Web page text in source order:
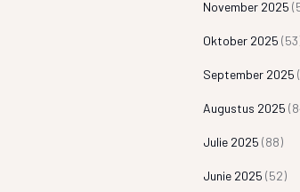
November 2025
Oktober 2025
September 2025
Augustus 2025
Julie 2025 (88)
Junie 2025 (52)